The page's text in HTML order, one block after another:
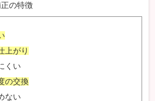
の特徴
上がり
くい
の交換
ない